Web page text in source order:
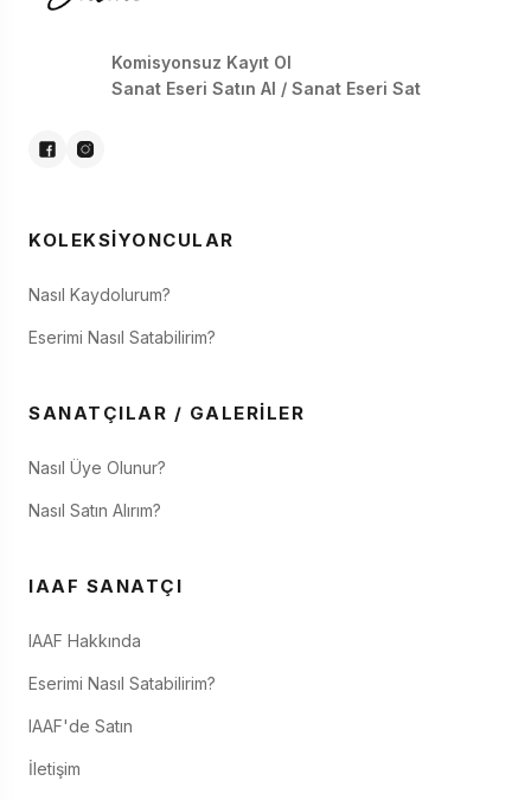
Komisyonsuz Kayıt Ol
Sanat Eseri Satın Al / Sanat Eseri Sat
KOLEKSIYONCULAR
Nasıl Kaydolurum?
Eserimi Nasıl Satabilirim?
SANATÇILAR / GALERILER
Nasıl Üye Olunur?
Nasıl Satın Alırım?
IAAF SANATÇI
IAAF Hakkında
Eserimi Nasıl Satabilirim?
IAAF'de Satın
İletişim